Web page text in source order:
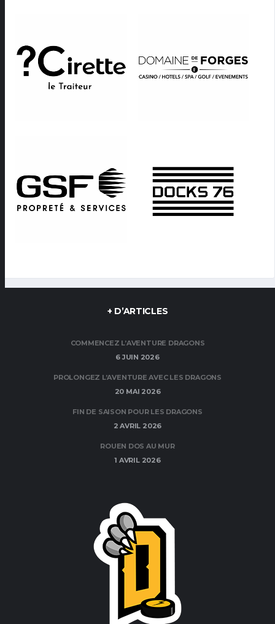
+ D’ARTICLES
COMMENCEZ L’AVENTURE DRAGONS
6 JUIN 2026
PROLONGEZ L’AVENTURE AVEC LES DRAGONS
20 MAI 2026
FIN DE SAISON POUR LES DRAGONS
2 AVRIL 2026
ROUEN DOS AU MUR
1 AVRIL 2026